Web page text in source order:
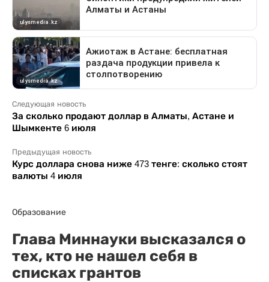
Следующая новость
За сколько продают доллар в Алматы, Астане и
Шымкенте 6 июля
Предыдущая новость
Курс доллара снова ниже 473 тенге: сколько стоят
валюты 4 июля
Образование
Глава Миннауки высказался о
тех, кто не нашел себя в
списках грантов